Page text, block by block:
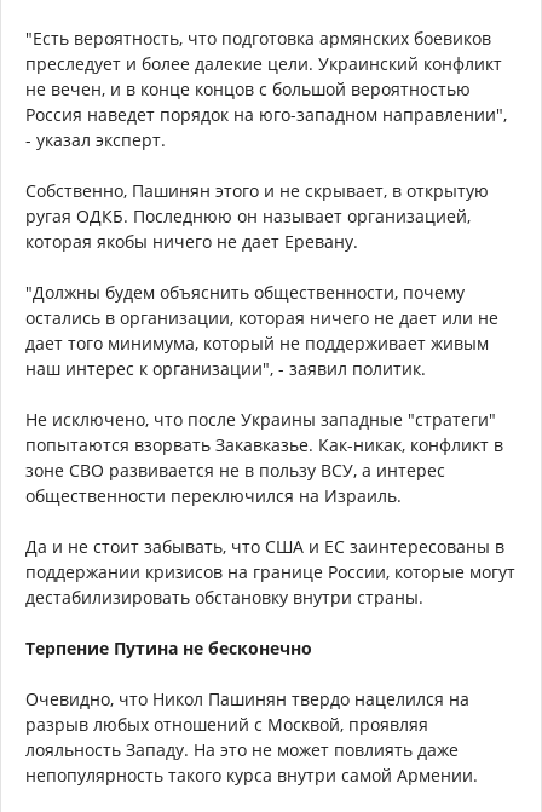
"Есть вероятность, что подготовка армянских боевиков
преследует и более далекие цели. Украинский конфликт
не вечен, и в конце концов с большой вероятностью
Россия наведет порядок на юго-западном направлении",
- указал эксперт.
Собственно, Пашинян этого и не скрывает, в открытую
ругая ОДКБ. Последнюю он называет организацией,
которая якобы ничего не дает Еревану.
"Должны будем объяснить общественности, почему
остались в организации, которая ничего не дает или не
дает того минимума, который не поддерживает живым
наш интерес к организации", - заявил политик.
Не исключено, что после Украины западные "стратеги"
попытаются взорвать Закавказье. Как-никак, конфликт в
зоне СВО развивается не в пользу ВСУ, а интерес
общественности переключился на Израиль.
Да и не стоит забывать, что США и ЕС заинтересованы в
поддержании кризисов на границе России, которые могут
дестабилизировать обстановку внутри страны.
Терпение Путина не бесконечно
Очевидно, что Никол Пашинян твердо нацелился на
разрыв любых отношений с Москвой, проявляя
лояльность Западу. На это не может повлиять даже
непопулярность такого курса внутри самой Армении.